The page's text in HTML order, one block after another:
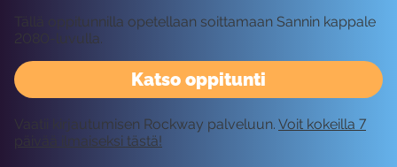
Katso oppitunti
Tällä oppitunnilla opetellaan soittamaan Sannin kappale
2080-luvulla.
Vaatii kirjautumisen Rockway palveluun. Voit kokeilla 7
päivää ilmaiseksi tästä!